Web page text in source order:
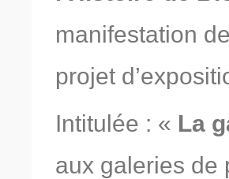
manifestation
projet
Intitulée : « La
aux galeries de